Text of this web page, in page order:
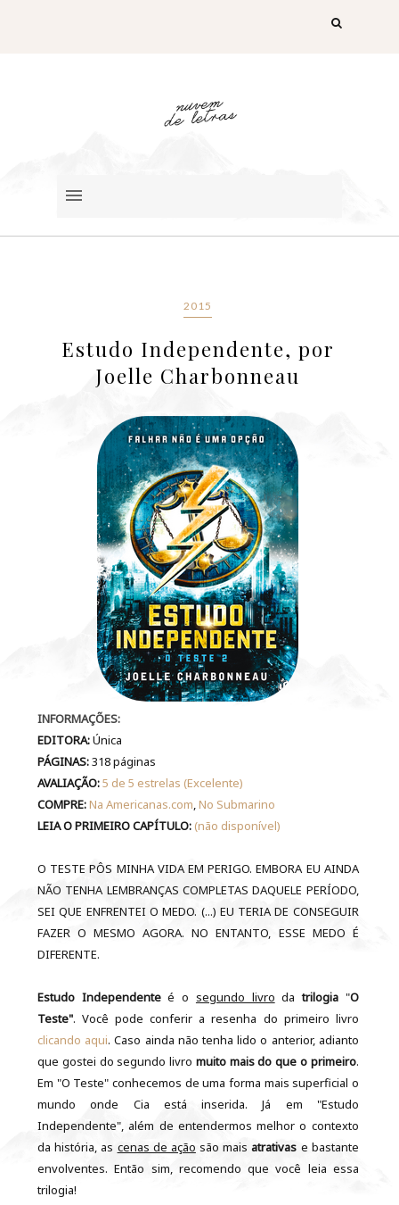
2015
Estudo Independente, por
Joelle Charbonneau
INFORMAÇÕES:
EDITORA:Única
PÁGINAS:318 páginas
AVALIAÇÃO:5 de 5 estrelas (Excelente)
COMPRE:Na Americanas.com,No Submarino
LEIA O PRIMEIRO CAPÍTULO: (não disponível)
O TESTE PÔS MINHA VIDA EM PERIGO. EMBORA EU AINDA
NÃO TENHA LEMBRANÇAS COMPLETAS DAQUELE PERÍODO,
SEI QUE ENFRENTEI O MEDO. (...) EU TERIA DE CONSEGUIR
FAZER O MESMO AGORA. NO ENTANTO, ESSE MEDO É
DIFERENTE.
Estudo Independenteé o segundo livro datrilogia "O
Teste". Você pode conferir a resenha do primeiro livro
clicando aqui. Caso ainda não tenha lido o anterior, adianto
que gostei do segundo livro muito mais do que o primeiro.
Em "O Teste" conhecemos de uma forma mais superficial o
mundo onde Cia está inserida. Já em "Estudo
Independente", além de entendermos melhor o contexto
da história, as cenas de ação são maisatrativas e bastante
envolventes. Então sim, recomendo que você leia essa
trilogia!